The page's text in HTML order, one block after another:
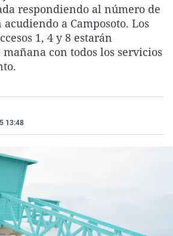
La rosa de los vientos
Gente viajera
Como el perro y el
Caso
Retornados
Equipo de
Extremadura
Galicia
La Rioja
Virales
Televisión
Elecciones
respondiendo al número de
a Camposoto. Los
1, 4 y 8 estarán
mañana con todos los servicios
13:48